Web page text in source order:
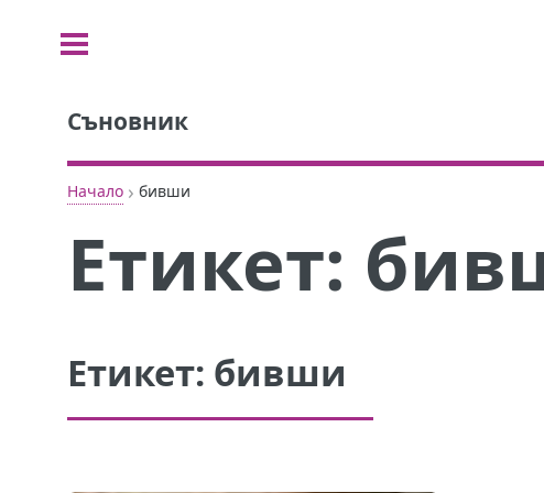
Съновник
Начало › бивши
Етикет:
Етикет: бивши